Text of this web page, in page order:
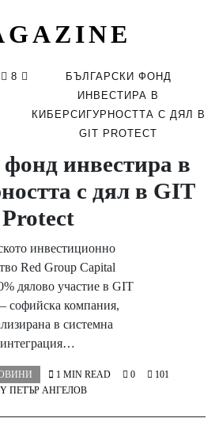
8
БЪЛГАРСКИ ФОНД
ИНВЕСТИРА В
КИБЕРСИГУРНОСТТА С ДЯЛ В
GIT PROTECT
инвестира в
с дял в GIT
Protect
инвестиционно
Red Group Capital
дялово участие в GIT
софийска компания,
в системна
интеграция…
ПЕТЪР АНГЕЛОВ
1 MIN READ 0 101